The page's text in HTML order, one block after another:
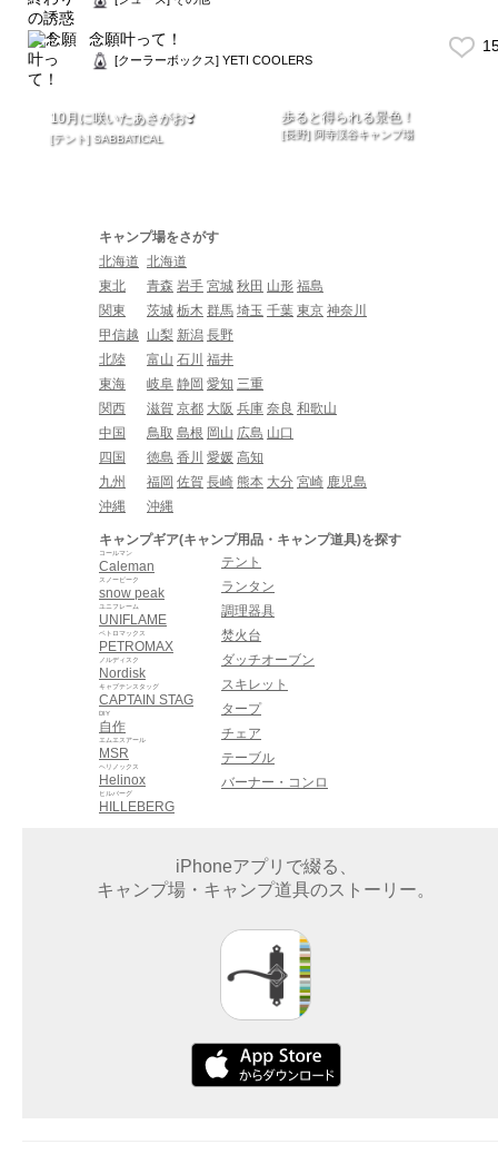
念願叶って！
[クーラーボックス] YETI COOLERS
10月に咲いたあさがお❣️
[テント] SABBATICAL
歩ると得られる景色！
[長野] 阿寺渓谷キャンプ場
キャンプ場をさがす
北海道 北海道
東北
青森 岩手 宮城 秋田 山形 福島
関東
茨城 栃木 群馬 埼玉 千葉 東京 神奈川
甲信越
山梨 新潟 長野
北陸
富山 石川 福井
東海
岐阜 静岡 愛知 三重
関西
滋賀 京都 大阪 兵庫 奈良 和歌山
中国
鳥取 島根 岡山 広島 山口
四国
徳島 香川 愛媛 高知
九州
福岡 佐賀 長崎 熊本 大分 宮崎 鹿児島
沖縄
沖縄
キャンプギア(キャンプ用品・キャンプ道具)を探す
Caleman
コールマン
snow peak
スノーピーク
UNIFLAME
ユニフレーム
PETROMAX
ペトロマックス
Nordisk
ノルディスク
CAPTAIN STAG
キャプテンスタッグ
自作
DIY
MSR
エムエスアール
Helinox
ヘリノックス
HILLEBERG
ヒルバーグ
テント
ランタン
調理器具
焚火台
ダッチオーブン
スキレット
タープ
チェア
テーブル
バーナー・コンロ
iPhoneアプリで綴る、
キャンプ場・キャンプ道具のストーリー。